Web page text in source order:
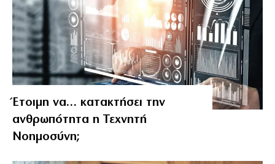
Έτοιμη να… κατακτήσει την
ανθρωπότητα η Τεχνητή
Νοημοσύνη;